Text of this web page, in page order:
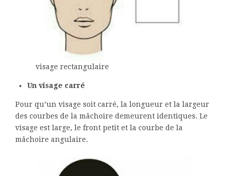
visage rectangulaire
Un visage carré
Pour qu’un visage soit carré, la longueur et la largeur
des courbes de la mâchoire demeurent identiques. Le
visage est large, le front petit et la courbe de la
mâchoire angulaire.